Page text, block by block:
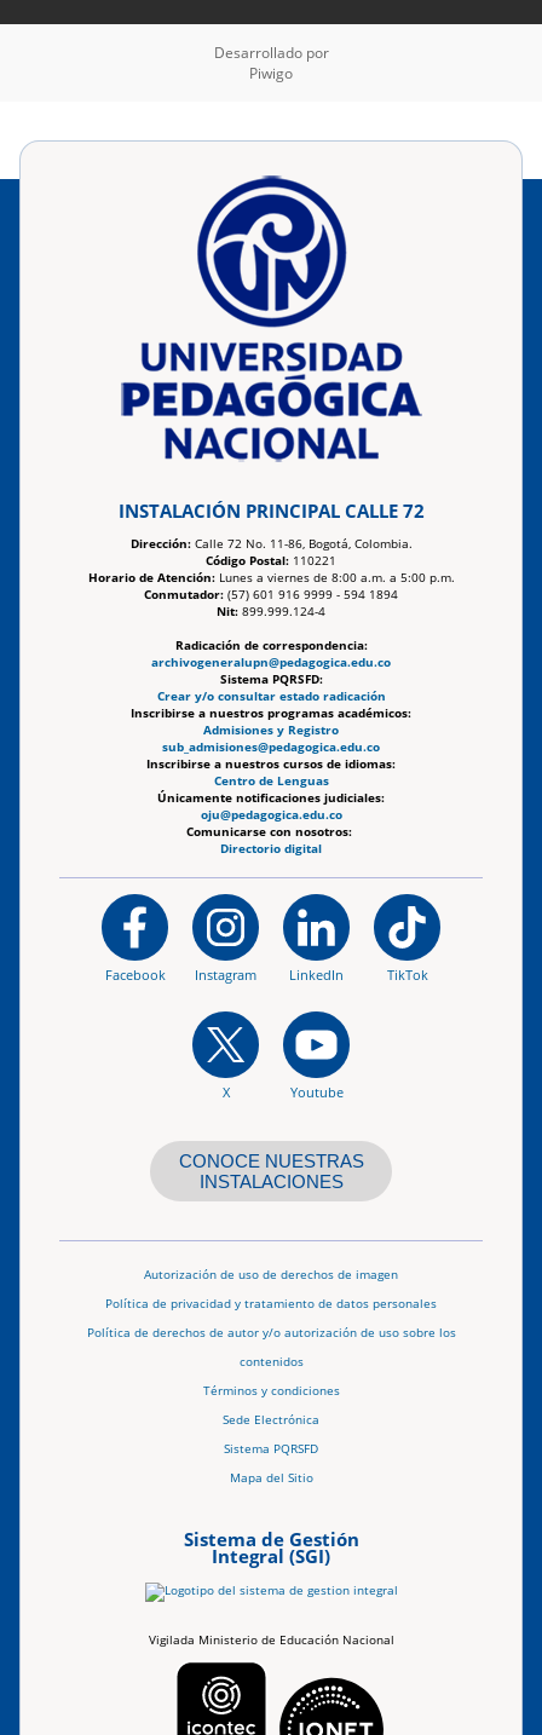
Desarrollado por
Piwigo
INSTALACIÓN PRINCIPAL CALLE 72
Dirección:Calle 72 No. 11-86, Bogotá, Colombia.
Código Postal: 110221
Horario de Atención:Lunes a viernes de 8:00 a.m. a 5:00 p.m.
Conmutador: (57) 601 916 9999 - 594 1894
Nit: 899.999.124-4
Radicación de correspondencia:
archivogeneralupn@pedagogica.edu.co
Sistema PQRSFD:
Crear y/o consultar estado radicación
Inscribirse a nuestros programas académicos:
Admisiones y Registro
sub_admisiones@pedagogica.edu.co
Inscribirse a nuestros cursos de idiomas:
Centro de Lenguas
Únicamente notificaciones judiciales:
oju@pedagogica.edu.co
Comunicarse con nosotros:
Directorio digital
Facebook Instagram LinkedIn TikTok
X Youtube
CONOCE NUESTRAS
INSTALACIONES
Autorización de uso de derechos de imagen
Política de privacidad y tratamiento de datos personales
Política de derechos de autor y/o autorización de uso sobre los
contenidos
Términos y condiciones
Sede Electrónica
Sistema PQRSFD
Mapa del Sitio
Sistema de Gestión
Integral (SGI)
Vigilada Ministerio de Educación Nacional